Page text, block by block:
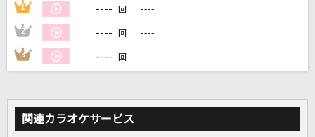
1 ---- 回 ----
2 ---- 回 ----
3 ---- 回 ----
関連カラオケサービス